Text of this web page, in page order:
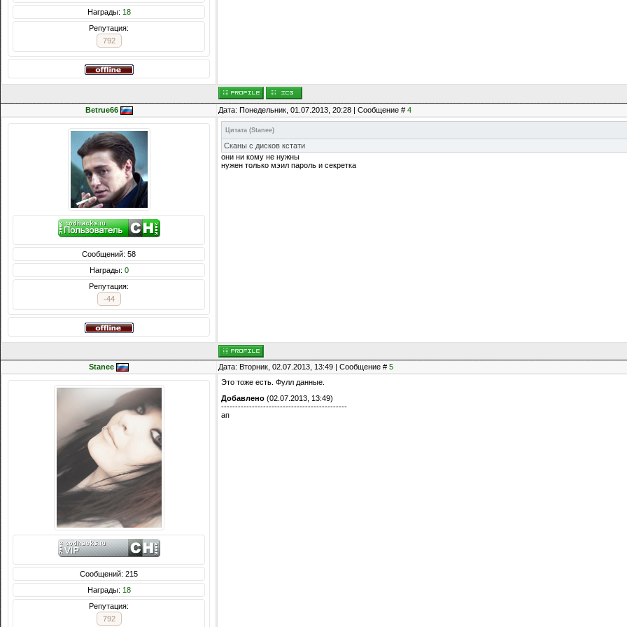
Награды: 18
Репутация:
792
Betrue66 Дата: Понедельник, 01.07.2013, 20:28 | Сообщение # 4
Сообщений: 58
Награды: 0
Репутация:
-44
Цитата (Stanee)
Сканы с дисков кстати
они ни кому не нужны
нужен только мэил пароль и секретка
Stanee Дата: Вторник, 02.07.2013, 13:49 | Сообщение # 5
Сообщений: 215
Награды: 18
Репутация:
792
Это тоже есть. Фулл данные.
Добавлено (02.07.2013, 13:49)
---------------------------------------------
ап